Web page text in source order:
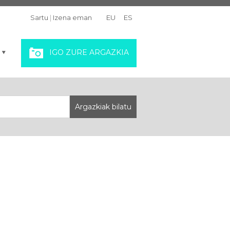
Sartu | Izena eman EU ES
IGO ZURE ARGAZKIA